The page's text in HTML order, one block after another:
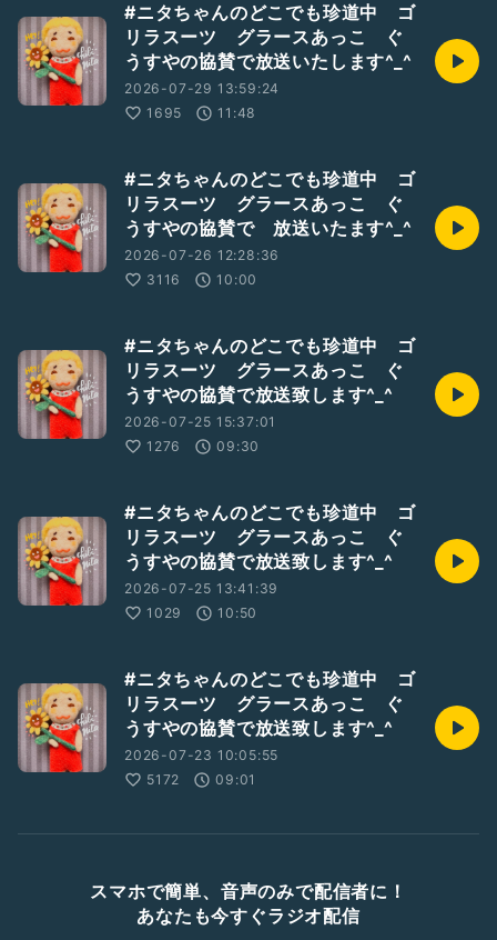
#ニタちゃんのどこでも珍道中 ゴ
リラスーツ グラースあっこ ぐ
うすやの協賛で放送いたします^_^
2026-07-29 13:59:24
1695
11:48
#ニタちゃんのどこでも珍道中 ゴ
リラスーツ グラースあっこ ぐ
うすやの協賛で 放送いたます^_^
2026-07-26 12:28:36
3116
10:00
#ニタちゃんのどこでも珍道中 ゴ
リラスーツ グラースあっこ ぐ
うすやの協賛で放送致します^_^
2026-07-25 15:37:01
1276
09:30
#ニタちゃんのどこでも珍道中 ゴ
リラスーツ グラースあっこ ぐ
うすやの協賛で放送致します^_^
2026-07-25 13:41:39
1029
10:50
#ニタちゃんのどこでも珍道中 ゴ
リラスーツ グラースあっこ ぐ
うすやの協賛で放送致します^_^
2026-07-23 10:05:55
5172
09:01
スマホで簡単、音声のみで配信者に！
あなたも今すぐラジオ配信